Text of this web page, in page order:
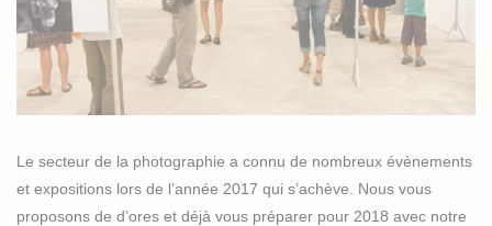
Le secteur de la photographie a connu de nombreux évènements
et expositions lors de l’année 2017 qui s’achève. Nous vous
proposons de d’ores et déjà vous préparer pour 2018 avec notre